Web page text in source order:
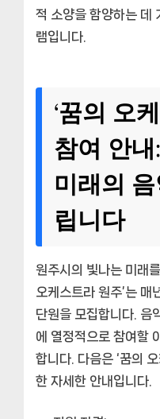
적 소양을 함양하는 데
램입니다.
‘꿈의 오
참여 안
미래의
립니다
원주시의 빛나는 미래
오케스트라 원주’는
단원을 모집합니다. 음
에 열정적으로 참여할
합니다. 다음은 ‘꿈의
한 자세한 안내입니다.